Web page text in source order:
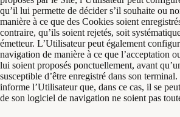
qu’il lui permette de décider s’il souhaite ou
manière à ce que des Cookies soient
contraire, qu’ils soient rejetés, soit
émetteur. L’Utilisateur peut également
navigation de manière à ce que l’acceptation
lui soient proposés ponctuellement, avant
susceptible d’être enregistré dans son terminal.
informe l’Utilisateur que, dans ce cas, il se
de son logiciel de navigation ne soient pas